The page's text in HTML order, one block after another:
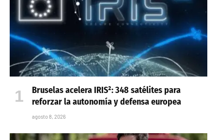
Bruselas acelera IRIS²: 348 satélites para
reforzar la autonomía y defensa europea
agosto 8, 2026